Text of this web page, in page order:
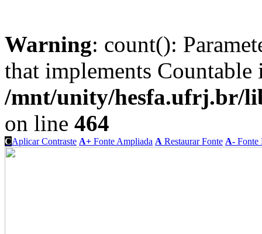
Warning: count():
that implements Countable
/mnt/unity/hesfa.ufrj.br/
on line 464
CAplicar Contraste A+ Fonte Ampliada A Restaurar Fonte A- Fonte